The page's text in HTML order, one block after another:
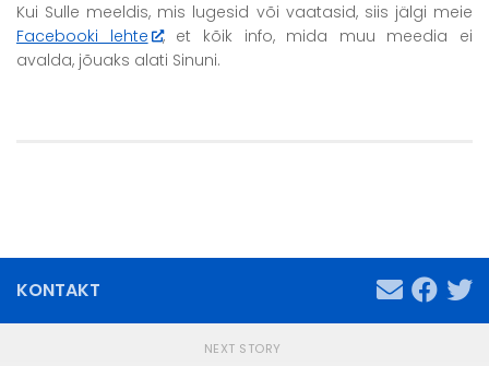
Kui Sulle meeldis, mis lugesid või vaatasid, siis jälgi meie
Facebooki lehte
, et kõik info, mida muu meedia ei
avalda, jõuaks alati Sinuni.
KONTAKT
NEXT STORY